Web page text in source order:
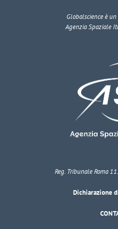
Globalscienceè un
Agenzia Spaziale
Reg. Tribunale Roma
Dichiarazione